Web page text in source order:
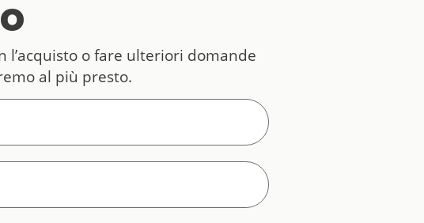
l’acquisto o fare ulteriori domande
al più presto.